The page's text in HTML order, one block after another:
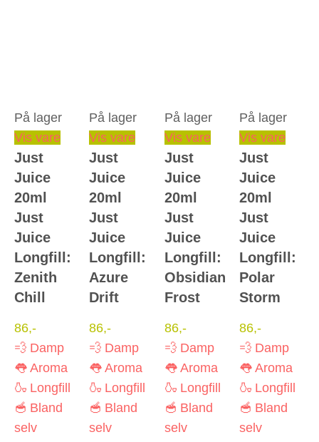
På lager
Vis vare
Just
Juice
20ml
Just
Juice
Longfill:
Zenith
Chill
86,-
💨 Damp
👅 Aroma
🍶 Longfill
🥣 Bland
selv
På lager
Vis vare
Just
Juice
20ml
Just
Juice
Longfill:
Azure
Drift
86,-
💨 Damp
👅 Aroma
🍶 Longfill
🥣 Bland
selv
På lager
Vis vare
Just
Juice
20ml
Just
Juice
Longfill:
Obsidian
Frost
86,-
💨 Damp
👅 Aroma
🍶 Longfill
🥣 Bland
selv
På lager
Vis vare
Just
Juice
20ml
Just
Juice
Longfill:
Polar
Storm
86,-
💨 Damp
👅 Aroma
🍶 Longfill
🥣 Bland
selv